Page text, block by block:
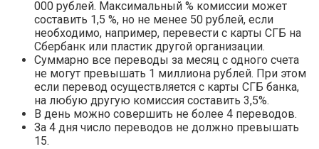
000 рублей. Максимальный % комиссии может
составить 1,5 %, но не менее 50 рублей, если
необходимо, например, перевести с карты СГБ на
Сбербанк или пластик другой организации.
Суммарно все переводы за месяц с одного счета
не могут превышать 1 миллиона рублей. При этом
если перевод осуществляется с карты СГБ банка,
на любую другую комиссия составить 3,5%.
В день можно совершить не более 4 переводов.
За 4 дня число переводов не должно превышать
15.